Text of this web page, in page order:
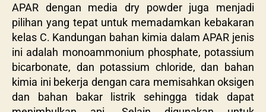
APAR dengan media dry powder juga menjadi
pilihan yang tepat untuk memadamkan kebakaran
kelas C. Kandungan bahan kimia dalam APAR jenis
ini adalah monoammonium phosphate, potassium
bicarbonate, dan potassium chloride, dan bahan
kimia ini bekerja dengan cara memisahkan oksigen
dan bahan bakar listrik sehingga tidak dapat